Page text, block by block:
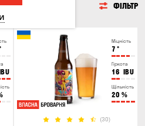
ФІЛЬТР
Міцність
7 °
Гіркота
16 IBU
Щільність
20 %
(30)